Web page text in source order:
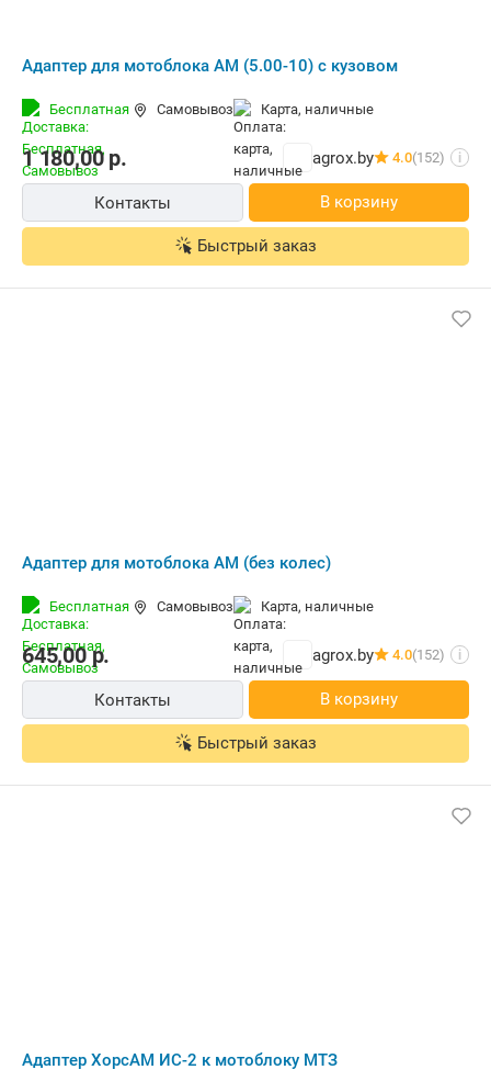
Адаптер для мотоблока АМ (5.00-10) с кузовом
Бесплатная Самовывоз карта, наличные
1 180,00р. agrox.by 4.0(152) i
Контакты В корзину
Быстрый заказ
Адаптер для мотоблока АМ (без колес)
Бесплатная Самовывоз карта, наличные
645,00р. agrox.by 4.0(152) i
Контакты В корзину
Быстрый заказ
Адаптер ХорсАМ ИС-2 к мотоблоку МТЗ